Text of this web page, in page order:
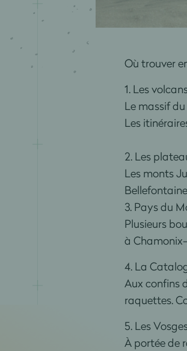
Où trouver
1. Les
Le massif du
Les
2. Les
Les monts
3. Pays du
Plusieurs
à
4. La
Aux confins
raquettes.
5. Les
À portée de